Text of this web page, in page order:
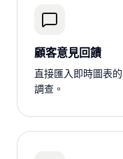
顧客意見回饋
直接匯入即時圖表
調查。